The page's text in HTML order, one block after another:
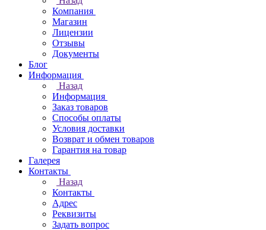
Компания
Магазин
Лицензии
Отзывы
Документы
Блог
Информация
Назад
Информация
Заказ товаров
Способы оплаты
Условия доставки
Возврат и обмен товаров
Гарантия на товар
Галерея
Контакты
Назад
Контакты
Адрес
Реквизиты
Задать вопрос